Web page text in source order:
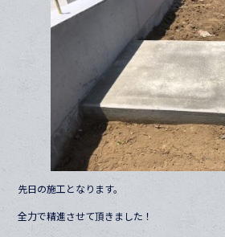
先日の施工となります。
全力で精進させて頂きました！